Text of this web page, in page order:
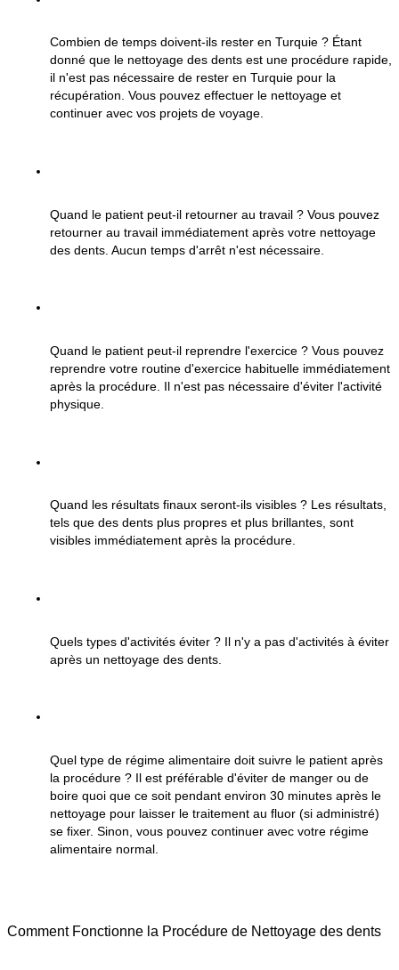
Combien de temps doivent-ils rester en Turquie ? Étant
donné que le nettoyage des dents est une procédure rapide,
il n'est pas nécessaire de rester en Turquie pour la
récupération. Vous pouvez effectuer le nettoyage et
continuer avec vos projets de voyage.
Quand le patient peut-il retourner au travail ? Vous pouvez
retourner au travail immédiatement après votre nettoyage
des dents. Aucun temps d'arrêt n'est nécessaire.
Quand le patient peut-il reprendre l'exercice ? Vous pouvez
reprendre votre routine d'exercice habituelle immédiatement
après la procédure. Il n'est pas nécessaire d'éviter l'activité
physique.
Quand les résultats finaux seront-ils visibles ? Les résultats,
tels que des dents plus propres et plus brillantes, sont
visibles immédiatement après la procédure.
Quels types d'activités éviter ? Il n'y a pas d'activités à éviter
après un nettoyage des dents.
Quel type de régime alimentaire doit suivre le patient après
la procédure ? Il est préférable d'éviter de manger ou de
boire quoi que ce soit pendant environ 30 minutes après le
nettoyage pour laisser le traitement au fluor (si administré)
se fixer. Sinon, vous pouvez continuer avec votre régime
alimentaire normal.
Comment Fonctionne la Procédure de Nettoyage des dents